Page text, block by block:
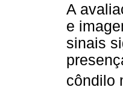
A
e
sinais
côndilo